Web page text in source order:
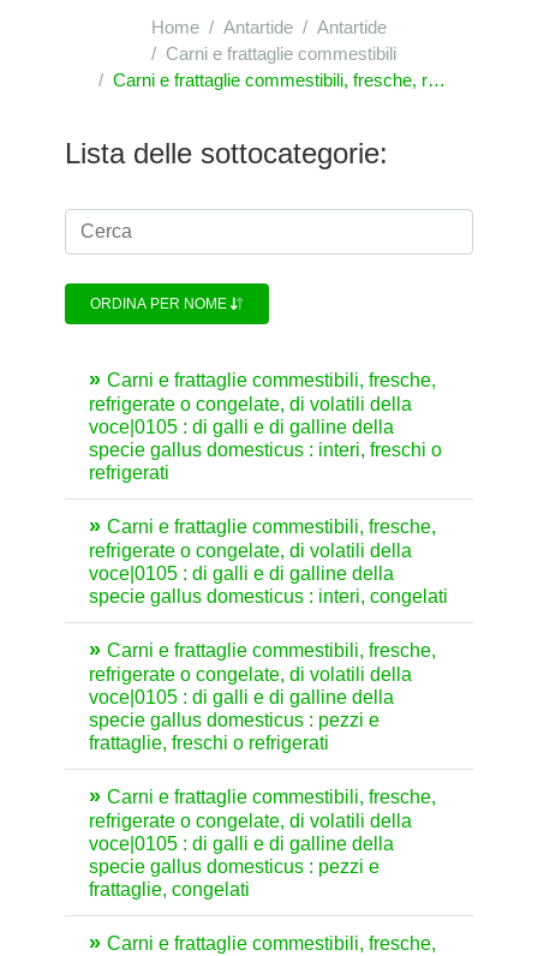
Home Antartide
Antartide
Carni e frattaglie commestibili
Carni e frattaglie commestibili, fresche, refrigerate o congelate, di volatili della voce|0105
Lista delle sottocategorie:
ORDINA PER NOME
Carni e frattaglie commestibili, fresche,
refrigerate o congelate, di volatili della
voce|0105 : di galli e di galline della
specie gallus domesticus : interi, freschi o
refrigerati
Carni e frattaglie commestibili, fresche,
refrigerate o congelate, di volatili della
voce|0105 : di galli e di galline della
specie gallus domesticus : interi, congelati
Carni e frattaglie commestibili, fresche,
refrigerate o congelate, di volatili della
voce|0105 : di galli e di galline della
specie gallus domesticus : pezzi e
frattaglie, freschi o refrigerati
Carni e frattaglie commestibili, fresche,
refrigerate o congelate, di volatili della
voce|0105 : di galli e di galline della
specie gallus domesticus : pezzi e
frattaglie, congelati
Carni e frattaglie commestibili, fresche,